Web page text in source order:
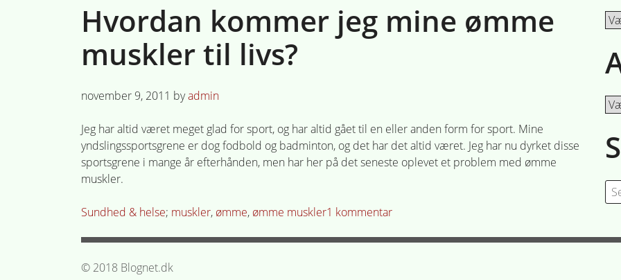
Hvordan kommer jeg mine ømme
muskler til livs?
Posted
november 9, 2011 byadmin
Jeg har altid været meget glad for sport, og har altid gået til en eller anden form for sport. Mine
yndslingssportsgrene er dog fodbold og badminton, og det har det altid været. Jeg har nu dyrket disse
sportsgrene i mange år efterhånden, men har her på det seneste oplevet et problem med ømme
muskler.
Posted
Sundhed & helse Tagged
muskler, ømme, ømme muskler1 kommentartil
kommer
for:
© 2018 Blognet.dk